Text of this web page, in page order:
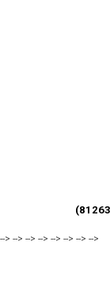
--> --> --> --> --> --> --> -->